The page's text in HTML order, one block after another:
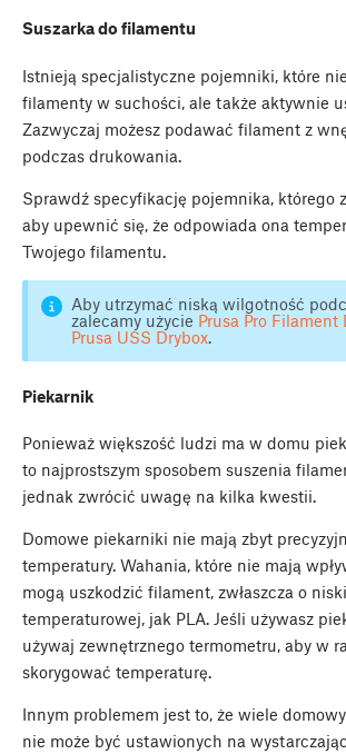
Suszarka do filamentu
Istnieją specjalistyczne pojemniki, które
filamenty w suchości, ale także aktywnie
Zazwyczaj możesz podawać filament z
podczas drukowania.
Sprawdź specyfikację pojemnika, którego
aby upewnić się, że odpowiada ona
Twojego filamentu.
Aby utrzymać niską wilgotność
zalecamy użycie Prusa Pro Filament
Prusa USS Drybox.
Piekarnik
Ponieważ większość ludzi ma w domu
to najprostszym sposobem suszenia
jednak zwrócić uwagę na kilka kwestii.
Domowe piekarniki nie mają zbyt
temperatury. Wahania, które nie mają
mogą uszkodzić filament, zwłaszcza o
temperaturowej, jak PLA. Jeśli używasz
używaj zewnętrznego termometru, aby w
skorygować temperaturę.
Innym problemem jest to, że wiele
nie może być ustawionych na